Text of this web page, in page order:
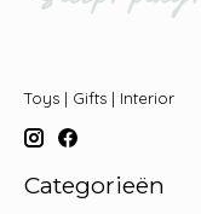
Toys | Gifts | Interior
Categorieën